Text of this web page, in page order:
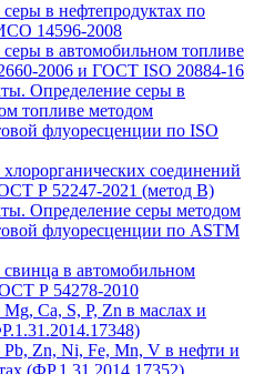
в нефтепродуктах по
14596-2008
в автомобильном топливе
2006 и ГОСТ ISO 20884-16
Определение серы в
топливе методом
флуоресценции по ISO
соединений
Р 52247-2021 (метод В)
Определение серы методом
флуоресценции по ASTM
в автомобильном
Р 54278-2010
Ca, S, P, Zn в маслах и
Zn, Ni, Fe, Mn, V в нефти и
(ФР.1.31.2014.17352).